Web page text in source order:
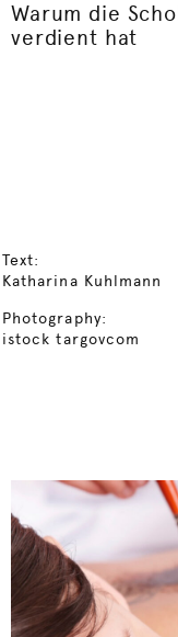
Warum die
verdient hat
Text:
Katharina Kuhlmann
Photography:
istock targovcom